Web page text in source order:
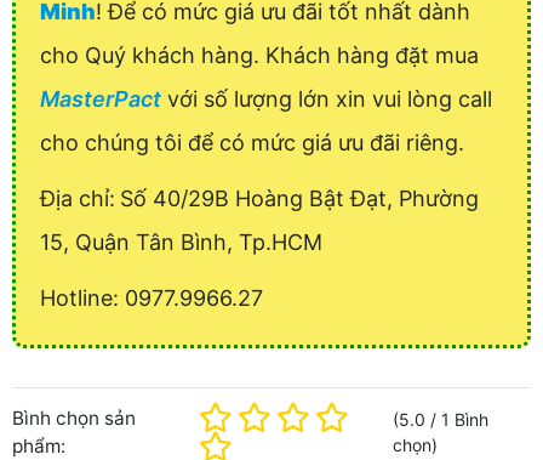
Minh! Để có mức giá ưu đãi tốt nhất dành
cho Quý khách hàng. Khách hàng đặt mua
MasterPact với số lượng lớn xin vui lòng call
cho chúng tôi để có mức giá ưu đãi riêng.
Địa chỉ: Số 40/29B Hoàng Bật Đạt, Phường
15, Quận Tân Bình, Tp.HCM
Hotline: 0977.9966.27
Bình chọn sản
phẩm:
(5.0 /1 Bình
chọn)